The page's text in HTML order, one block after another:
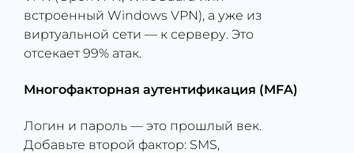
встроенный Windows VPN), а уже из
виртуальной сети — к серверу. Это
отсекает 99% атак.
Многофакторная аутентификация (MFA)
Логин и пароль — это прошлый век.
Добавьте второй фактор: SMS,